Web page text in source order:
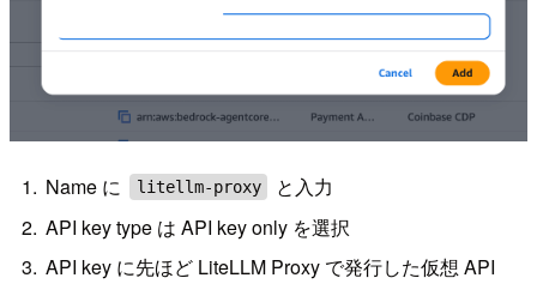
Name に litellm-proxy
と入力
API key type は API key only を選択
API key に先ほど LiteLLM Proxy で発行した仮想 API